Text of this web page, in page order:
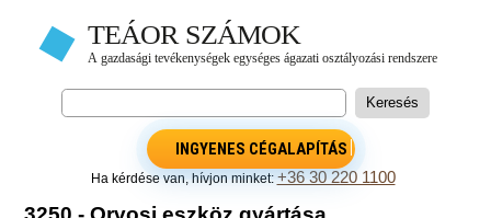
INGYENES CÉGALAPÍTÁS
Ha kérdése van, hívjon minket:+36 30 220 1100